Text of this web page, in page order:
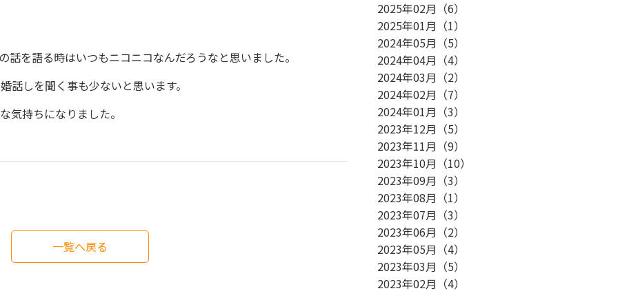
話を語る時はいつもニコニコなんだろうなと思いました。
話しを聞く事も少ないと思います。
気持ちになりました。
一覧へ戻る
2025年02月 （6）
2025年01月 （1）
2024年05月 （5）
2024年04月 （4）
2024年03月 （2）
2024年02月 （7）
2024年01月 （3）
2023年12月 （5）
2023年11月 （9）
2023年10月 （10）
2023年09月 （3）
2023年08月 （1）
2023年07月 （3）
2023年06月 （2）
2023年05月 （4）
2023年03月 （5）
2023年02月 （4）